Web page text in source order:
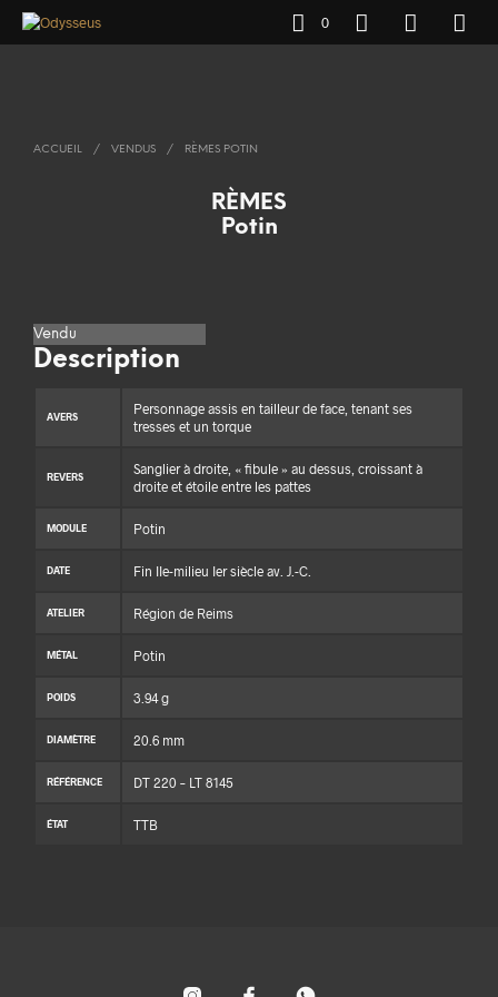
0
ACCUEIL / VENDUS / RÈMES POTIN
RÈMES
Potin
Vendu
Description
AVERS
Personnage assis en tailleur de face, tenant ses
tresses et un torque
REVERS
Sanglier à droite, « fibule » au dessus, croissant à
droite et étoile entre les pattes
MODULE Potin
DATE Fin IIe-milieu Ier siècle av. J.-C.
ATELIER Région de Reims
MÉTAL Potin
POIDS 3.94 g
DIAMÈTRE 20.6 mm
RÉFÉRENCE DT 220 – LT 8145
ÉTAT TTB